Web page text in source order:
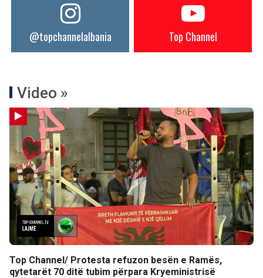
@topchannelalbania Top Channel
Video »
Top Channel/ Protesta refuzon besën e Ramës,
qytetarët 70 ditë tubim përpara Kryeministrisë